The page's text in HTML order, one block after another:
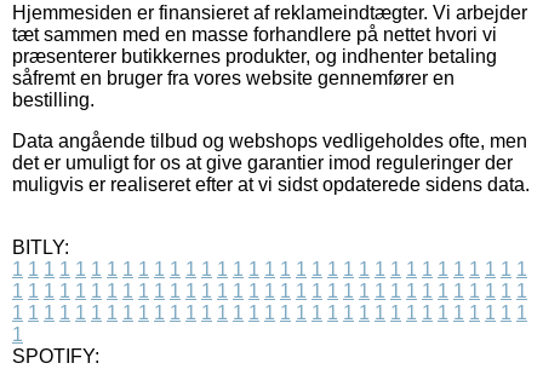
Hjemmesiden er finansieret af reklameindtægter. Vi arbejder
tæt sammen med en masse forhandlere på nettet hvori vi
præsenterer butikkernes produkter, og indhenter betaling
såfremt en bruger fra vores website gennemfører en
bestilling.
Data angående tilbud og webshops vedligeholdes ofte, men
det er umuligt for os at give garantier imod reguleringer der
muligvis er realiseret efter at vi sidst opdaterede sidens data.
BITLY:
1 1 1 1 1 1 1 1 1 1 1 1 1 1 1 1 1 1 1 1 1 1 1 1 1 1 1 1 1 1 1 1 1
1 1 1 1 1 1 1 1 1 1 1 1 1 1 1 1 1 1 1 1 1 1 1 1 1 1 1 1 1 1 1 1 1
1 1 1 1 1 1 1 1 1 1 1 1 1 1 1 1 1 1 1 1 1 1 1 1 1 1 1 1 1 1 1 1 1
1
SPOTIFY: